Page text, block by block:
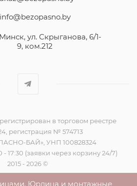
info@bezopasno.by
ул. Скрыганова, 6/1-
9, ком.212
в торговом реестре
регистрация № 574713
БАЙ», УНП 100828324
17:30 (заявки через корзину 24/7)
2015 - 2026 ©
Юрлица и монтажные